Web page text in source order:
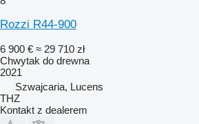
Rozzi R44-900
6 900 € ≈ 29 710 zł
Chwytak do drewna
2021
Szwajcaria, Lucens
THZ
Kontakt z dealerem